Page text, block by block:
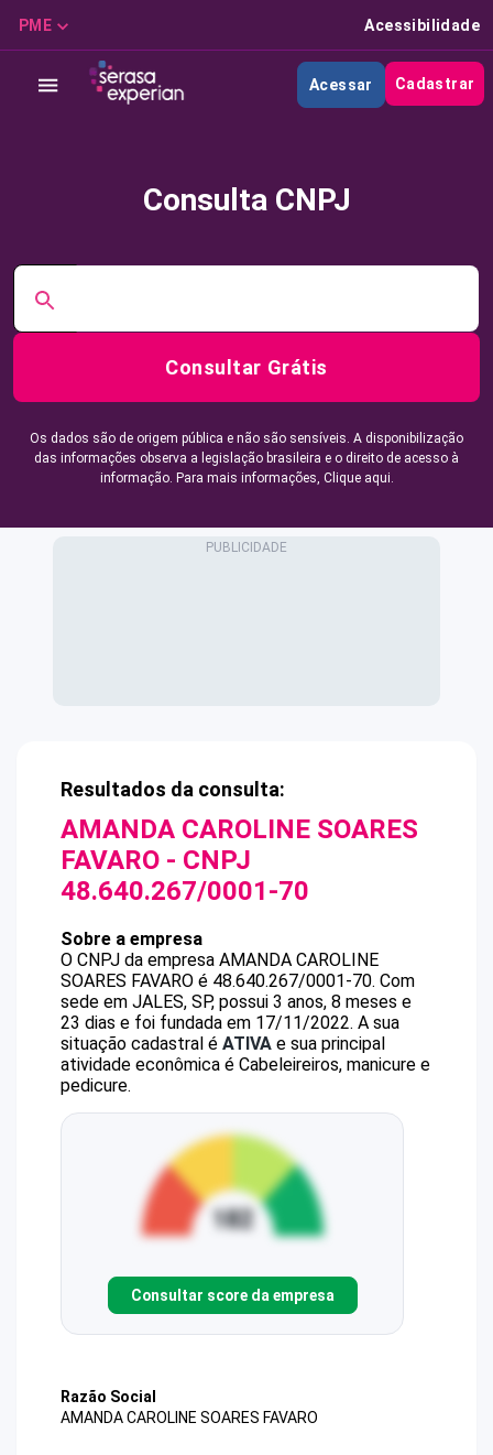
PME Acessibilidade
Acessar Cadastrar
Consulta CNPJ
Consultar Grátis
Os dados são de origem pública e não são sensíveis. A disponibilização
das informações observa a legislação brasileira e o direito de acesso à
informação. Para mais informações, Clique aqui.
Resultados da consulta:
AMANDA CAROLINE SOARES
FAVARO - CNPJ
48.640.267/0001-70
Sobre a empresa
O CNPJ da empresa AMANDA CAROLINE
SOARES FAVARO é 48.640.267/0001-70. Com
sede em JALES, SP, possui 3 anos, 8 meses e
23 dias e foi fundada em 17/11/2022. A sua
situação cadastral é ATIVA e sua principal
atividade econômica é Cabeleireiros, manicure e
pedicure.
Consultar score da empresa
Razão Social
AMANDA CAROLINE SOARES FAVARO